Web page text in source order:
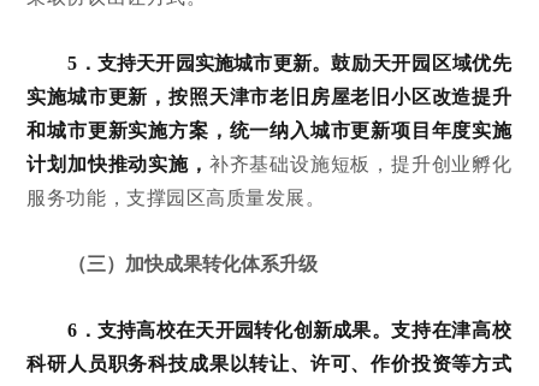
5．支持天开园实施城市更新。鼓励天开园区域优先
实施城市更新，按照天津市老旧房屋老旧小区改造提升
和城市更新实施方案，统一纳入城市更新项目年度实施
计划加快推动实施， 补齐基础设施短板，提升创业孵化
服务功能，支撑园区高质量发展。
（三）加快成果转化体系升级
6．支持高校在天开园转化创新成果。 支持在津高校
科研人员职务科技成果以转让、许可、作价投资等方式